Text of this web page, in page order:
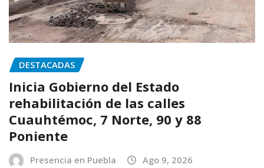
DESTACADAS
Inicia Gobierno del Estado
rehabilitación de las calles
Cuauhtémoc, 7 Norte, 90 y 88
Poniente
Presencia en Puebla Ago 9, 2026